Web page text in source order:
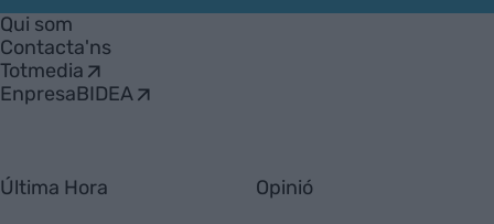
Empresa
Qui som
Contacta'ns
Totmedia
EnpresaBIDEA
Última Hora Opinió